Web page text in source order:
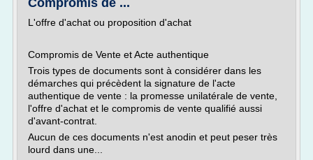
Compromis de ...
L'offre d'achat ou proposition d'achat
Compromis de Vente et Acte authentique
Trois types de documents sont à considérer dans les
démarches qui précèdent la signature de l'acte
authentique de vente : la promesse unilatérale de vente,
l'offre d'achat et le compromis de vente qualifié aussi
d'avant-contrat.
Aucun de ces documents n'est anodin et peut peser très
lourd dans une...